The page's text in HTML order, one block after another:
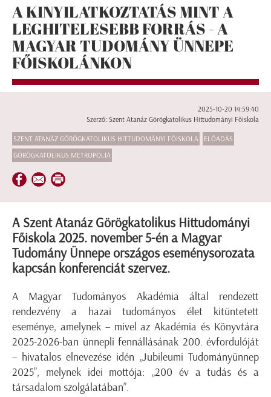
A KINYILATKOZTATÁS MINT A
LEGHITELESEBB FORRÁS - A
MAGYAR TUDOMÁNY ÜNNEPE
FŐISKOLÁNKON
2025-10-20 14:59:40
Szerző: Szent Atanáz Görögkatolikus Hittudományi Főiskola
SZENT ATANÁZ GÖRÖGKATOLIKUS HITTUDOMÁNYI FŐISKOLA
ELŐADÁS
GÖRÖGKATOLIKUS METROPÓLIA
A Szent Atanáz Görögkatolikus Hittudományi
Főiskola 2025. november 5-én a Magyar
Tudomány Ünnepe országos eseménysorozata
kapcsán konferenciát szervez.
A Magyar Tudományos Akadémia által rendezett
rendezvény a hazai tudományos élet kitüntetett
eseménye, amelynek – mivel az Akadémia és Könyvtára
2025-2026-ban ünnepli fennállásának 200. évfordulóját
– hivatalos elnevezése idén „Jubileumi Tudományünnep
2025”, melynek idei mottója: „200 év a tudás és a
társadalom szolgálatában”.